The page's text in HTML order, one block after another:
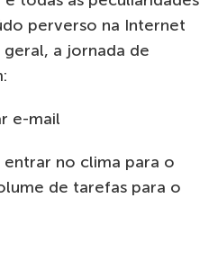
perverso na Internet
a jornada de
e-mail
entrar no clima para o
de tarefas para o